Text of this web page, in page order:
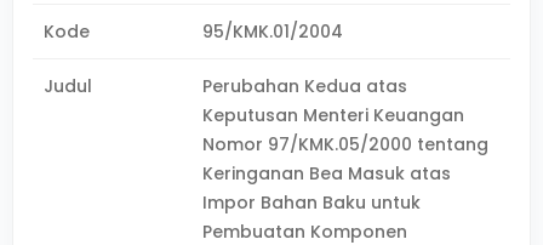
Kode 95/KMK.01/2004
Judul
Perubahan Kedua atas
Keputusan Menteri Keuangan
Nomor 97/KMK.05/2000 tentang
Keringanan Bea Masuk atas
Impor Bahan Baku untuk
Pembuatan Komponen